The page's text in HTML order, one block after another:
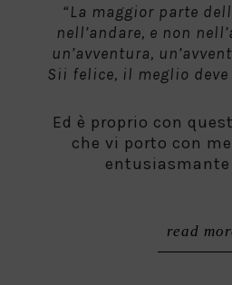
“La maggior parte
nell’andare, e non
un’avventura,
Sii felice, il meglio deve
Ed è proprio con
che vi porto con
read